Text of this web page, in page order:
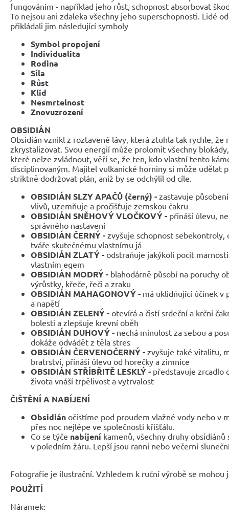
fungováním - například jeho růst, schopnost absorbovat
To nejsou ani zdaleka všechny jeho superschopnosti. Lidé
přikládali jim následující symboly
Symbol propojení
Individualita
Rodina
Síla
Růst
Klid
Nesmrtelnost
Znovuzrození
OBSIDIÁN
Obsidián vznikl z roztavené lávy, která ztuhla tak rychle, že
zkrystalizovat. Svou energií může prolomit všechny
které nelze zvládnout, věří se, že ten, kdo vlastní tento
disciplinovaným. Majitel vulkanické horniny si může udělat
striktně dodržovat plán, aniž by se odchýlil od cíle.
OBSIDIÁN SLZY APAČŮ (černý) - zastavuje
vlivů, uzemňuje a pročišťuje zemskou čakru
OBSIDIÁN SNĚHOVÝ VLOČKOVÝ - přináší úlevu,
správného nastavení
OBSIDIÁN ČERNÝ - zvyšuje schopnost
tváře skutečnému vlastnímu já
OBSIDIÁN ZLATÝ - odstraňuje jakýkoli pocit
vlastním egem
OBSIDIÁN MODRÝ - blahodárně působí na poruchy
výrůstky, křeče, řeči a zraku
OBSIDIÁN MAHAGONOVÝ - má uklidňující účinek v
a napětí
OBSIDIÁN ZELENÝ - otevírá a čistí srdeční a krční
bolesti a zlepšuje krevní oběh
OBSIDIÁN DUHOVÝ - nechá minulost za sebou a
dokáže odvádět z těla stres
OBSIDIÁN ČERVENOČERNÝ - zvyšuje také vitalitu,
bratrství, přináší úlevu od horečky a zimnice
OBSIDIÁN STŘÍBŘITĚ LESKLÝ - představuje zrcadlo
života vnáší trpělivost a vytrvalost
ČIŠTĚNÍ A NABÍJENÍ
Obsidián očistíme pod proudem vlažné vody nebo v
přes noc nejlépe ve společnosti křišťálu.
Co se týče nabíjení kamenů, všechny druhy obsidiánů
v poledním žáru. Lepší jsou ranní nebo večerní
Fotografie je ilustrační. Vzhledem k ruční výrobě se
POUŽITÍ
Náramek: